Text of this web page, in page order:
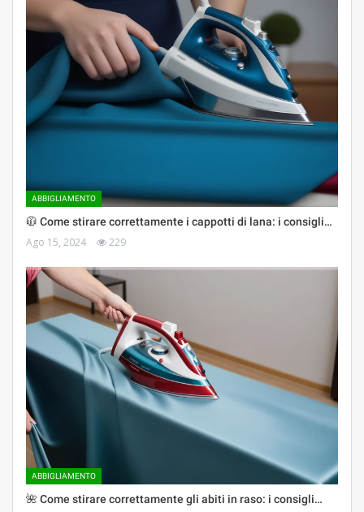
ABBIGLIAMENTO
🧥 Come stirare correttamente i cappotti di lana: i consigli…
Ago 15, 2024 229
ABBIGLIAMENTO
🌺 Come stirare correttamente gli abiti in raso: i consigli…